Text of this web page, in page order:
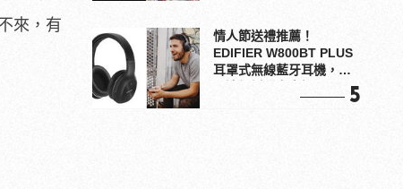
來，有
情人節送禮推薦！
EDIFIER W800BT PLUS
耳罩式無線藍牙耳機，在
5